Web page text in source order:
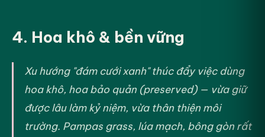
4. Hoa khô & bền vững
Xu hướng "đám cưới xanh" thúc đẩy việc dùng
hoa khô, hoa bảo quản (preserved) — vừa giữ
được lâu làm kỷ niệm, vừa thân thiện môi
trường. Pampas grass, lúa mạch, bông gòn rất